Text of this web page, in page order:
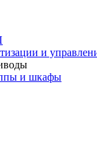
и
и шкафы